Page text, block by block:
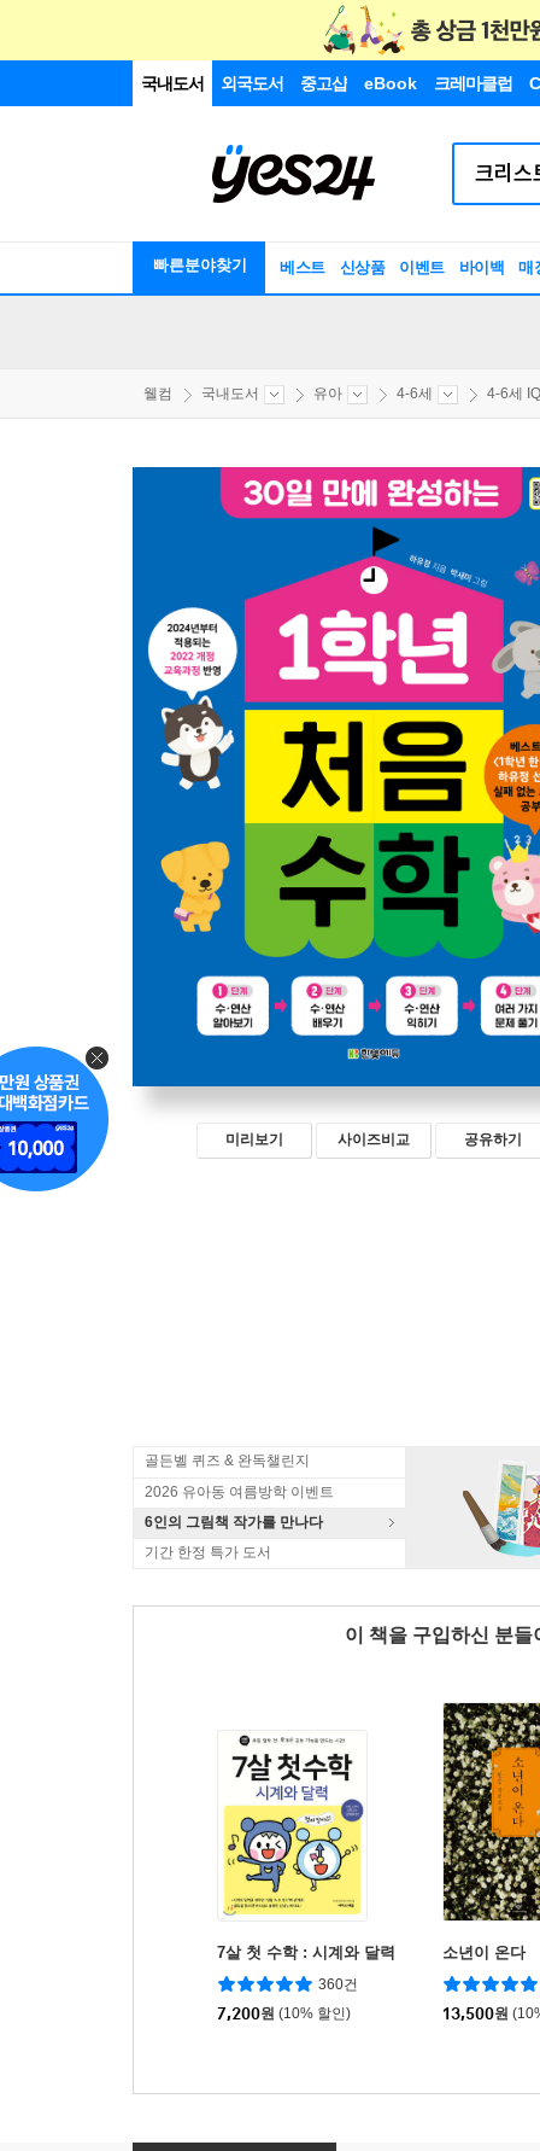
국내도서 외국도서 중고샵 eBook 크레마클럽
빠른분야찾기 베스트 신상품 이벤트 바이백 매
웰컴 국내도서 유아 4-6세 4-6세
미리보기 사이즈비교 공유하기
골든벨 퀴즈 & 완독챌린지
2026 유아동 여름방학 이벤트
6인의 그림책 작가를 만나다
기간 한정 특가 도서
이 책을 구입하신 분
7살 첫 수학 : 시계와 달력
360건
7,200원 (10% 할인)
소년이 온다
13,500원